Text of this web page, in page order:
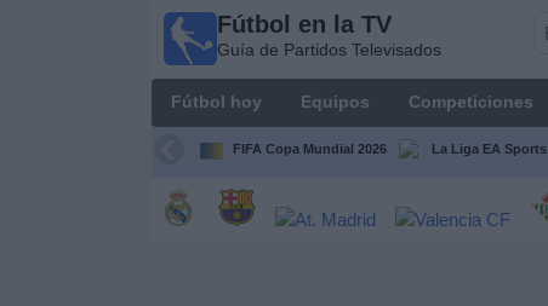
Fútbol en la TV
Guía de Partidos Televisados
Fútbol hoy Equipos Competiciones
FIFA Copa Mundial 2026 La Liga EA Sports